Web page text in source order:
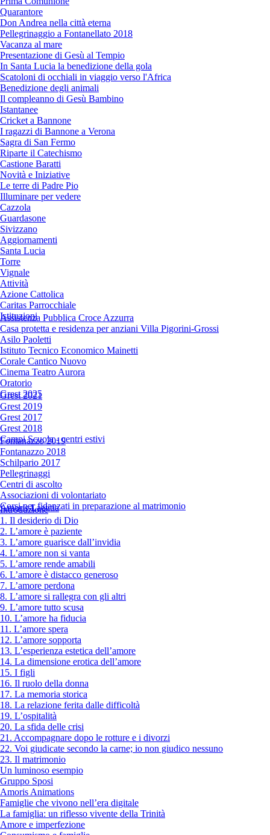
Quarantore
Don Andrea nella città eterna
Pellegrinaggio a Fontanellato 2018
Vacanza al mare
Presentazione di Gesù al Tempio
In Santa Lucia la benedizione della gola
Scatoloni di occhiali in viaggio verso l'Africa
Benedizione degli animali
Il compleanno di Gesù Bambino
Istantanee
Cricket a Bannone
I ragazzi di Bannone a Verona
Sagra di San Fermo
Riparte il Catechismo
Castione Baratti
Novità e Iniziative
Le terre di Padre Pio
Illuminare per vedere
Cazzola
Guardasone
Sivizzano
Aggiornamenti
Santa Lucia
Torre
Vignale
Attività
Azione Cattolica
Caritas Parrocchiale
Istituzioni
Assistenza Pubblica Croce Azzurra
Casa protetta e residenza per anziani Villa Pigorini-Grossi
Asilo Paoletti
Istituto Tecnico Economico Mainetti
Corale Cantico Nuovo
Cinema Teatro Aurora
Oratorio
Grest 2025
Grest 2021
Grest 2019
Grest 2017
Grest 2018
Campi Scuola - centri estivi
Fontanazzo 2019
Fontanazzo 2018
Schilpario 2017
Pellegrinaggi
Centri di ascolto
Associazioni di volontariato
Corsi per fidanzati in preparazione al matrimonio
Amoris Laetitia
Introduzione
1. Il desiderio di Dio
2. L’amore è paziente
3. L’amore guarisce dall’invidia
4. L’amore non si vanta
5. L’amore rende amabili
6. L’amore è distacco generoso
7. L’amore perdona
8. L’amore si rallegra con gli altri
9. L’amore tutto scusa
10. L’amore ha fiducia
11. L’amore spera
12. L’amore sopporta
13. L’esperienza estetica dell’amore
14. La dimensione erotica dell’amore
15. I figli
16. Il ruolo della donna
17. La memoria storica
18. La relazione ferita dalle difficoltà
19. L’ospitalità
20. La sfida delle crisi
21. Accompagnare dopo le rotture e i divorzi
22. Voi giudicate secondo la carne; io non giudico nessuno
23. Il matrimonio
Un luminoso esempio
Gruppo Sposi
Amoris Animations
Famiglie che vivono nell’era digitale
La famiglia: un riflesso vivente della Trinità
Amore e imperfezione